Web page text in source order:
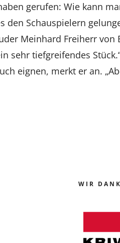
gerufen: Wie kann
den Schauspielern
Meinhard Freiherr von
sehr tiefgreifendes
eignen, merkt er an.
WIR